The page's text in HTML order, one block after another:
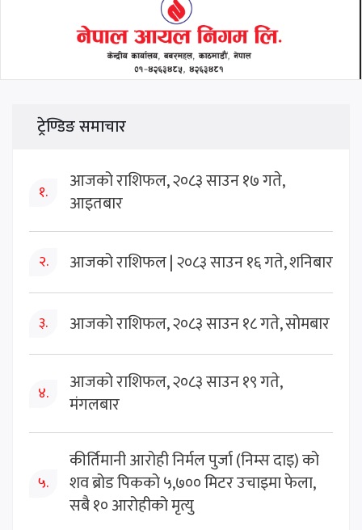
ट्रेण्डिङ समाचार
१.
आजको राशिफल, २०८३ साउन १७ गते,
आइतबार
२. आजको राशिफल | २०८३ साउन १६ गते, शनिबार
३. आजको राशिफल, २०८३ साउन १८ गते, सोमबार
४.
आजको राशिफल, २०८३ साउन १९ गते,
मंगलबार
५.
कीर्तिमानी आरोही निर्मल पुर्जा (निम्स दाइ) को
शव ब्रोड पिकको ५,७०० मिटर उचाइमा फेला,
सबै १० आरोहीको मृत्यु